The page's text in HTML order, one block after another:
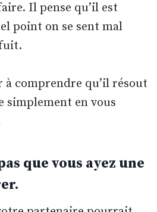
Il pense qu’il est
point on se sent mal
à comprendre qu’il résout
simplement en vous
que vous ayez une